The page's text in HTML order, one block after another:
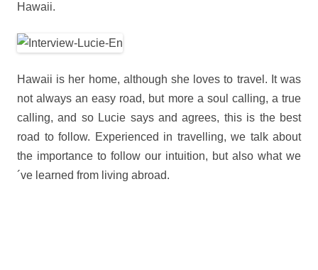
Hawaii.
Hawaii is her home, although she loves to travel. It was
not always an easy road, but more a soul calling, a true
calling, and so Lucie says and agrees, this is the best
road to follow. Experienced in travelling, we talk about
the importance to follow our intuition, but also what we
´ve learned from living abroad.